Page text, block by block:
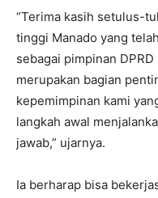
“Terima kasih setulus-
tinggi Manado yang
sebagai pimpinan
merupakan bagian
kepemimpinan kami
langkah awal
jawab,” ujarnya.
Ia berharap bisa